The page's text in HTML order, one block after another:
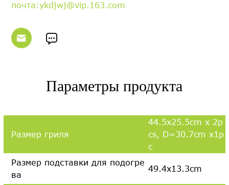
почта:ykdjwj@vip.163.com
 
Параметры продукта
Размер гриля
44.5x25.5cm x 2p
cs, D=30.7cm x1p
c
Размер подставки для подогре
ва
49.4x13.3cm